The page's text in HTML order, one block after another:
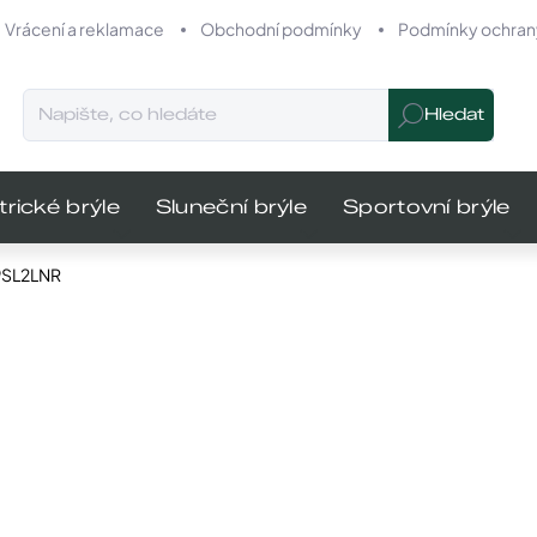
Vrácení a reklamace Obchodní podmínky Podmínky
Hledat
brýle Sluneční brýle Sportovní brýle